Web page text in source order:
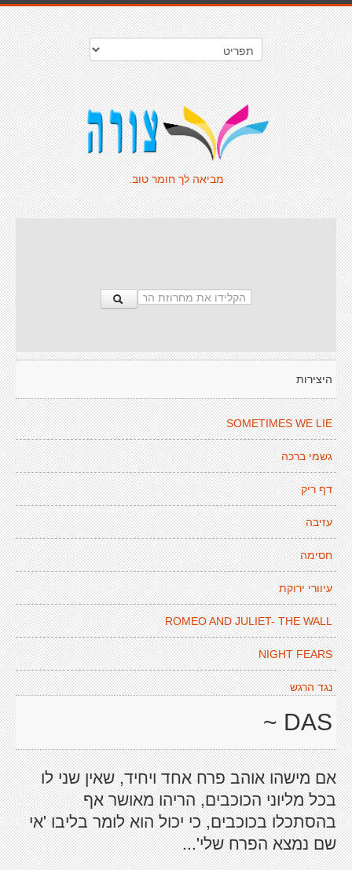
מביאה לך חומר טוב.
היצירות
SOMETIMES WE LIE
גשמי ברכה
דף ריק
עזיבה
חסימה
עיוורי ירוקת
ROMEO AND JULIET- THE WALL
NIGHT FEARS
נגד הרגש
DAS ~
אם מישהו אוהב פרח אחד ויחיד, שאין שני לו
בכל מליוני הכוכבים, הריהו מאושר אף
בהסתכלו בכוכבים, כי יכול הוא לומר בליבו 'אי
שם נמצא הפרח שלי'...